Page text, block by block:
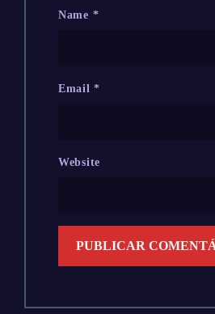
Name *
Email*
Website